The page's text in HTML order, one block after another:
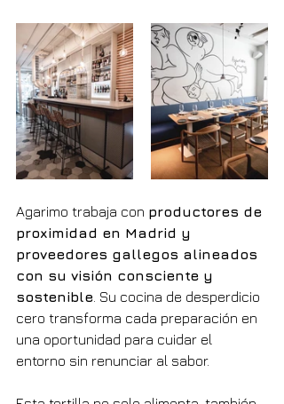
Agarimo trabaja con productores de
proximidad en Madrid y
proveedores gallegos alineados
con su visión consciente y
sostenible . Su cocina de desperdicio
cero transforma cada preparación en
una oportunidad para cuidar el
entorno sin renunciar al sabor.